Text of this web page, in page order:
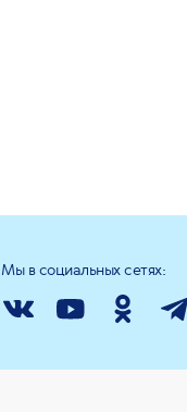
Мы в социальных сетях: